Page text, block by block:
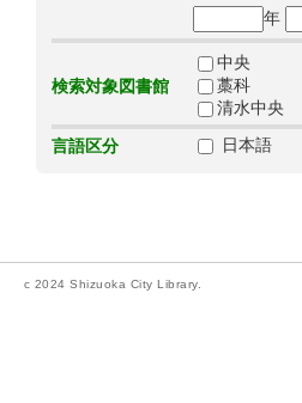
年
検索対象図書館
中央
藁科
清水中央
言語区分
日本語
c 2024 Shizuoka City Library.